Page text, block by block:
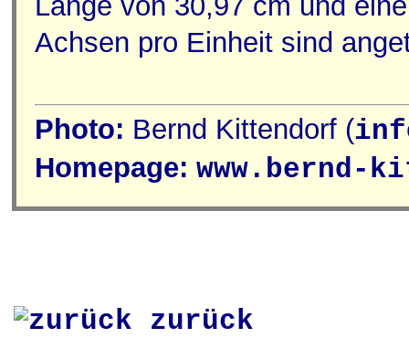
Achsen pro Einheit sind
Photo: Bernd Kittendorf (
Homepage: www.bernd-
zurück